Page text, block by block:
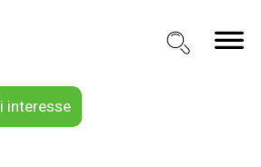
interesse